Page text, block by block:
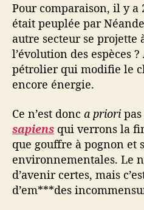
Pour comparaison, il y a
était peuplée par
autre secteur se projette
l’évolution des espèces
pétrolier qui modifie le
encore énergie.
Ce n’est donc a priori
sapiens qui verrons la
que gouffre à pognon et
environnementales. Le
d’avenir certes, mais
d’em***des